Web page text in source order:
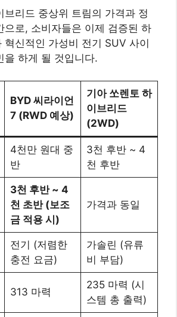
브리드 중상위 트림의 가격과 정
으로, 소비자들은 이제 검증된 하
혁신적인 가성비 전기 SUV 사이
을 하게 될 것입니다.
BYD 씨라이언
7 (RWD 예상)
기아 쏘렌토 하
이브리드
(2WD)
4천만 원대 중
반
3천 후반 ~ 4
천 후반
3천 후반 ~ 4
천 초반 (보조
금 적용 시)
가격과 동일
전기 (저렴한
충전 요금)
가솔린 (유류
비 부담)
313 마력
235 마력 (시
스템 총 출력)